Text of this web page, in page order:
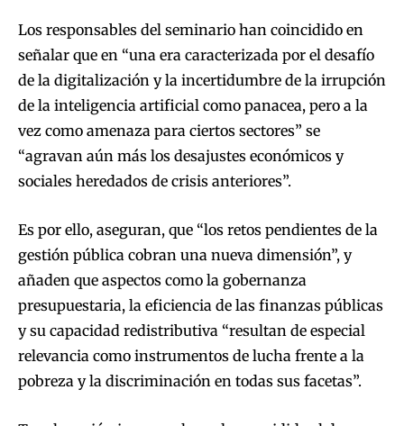
Los responsables del seminario han coincidido en
señalar que en “una era caracterizada por el desafío
de la digitalización y la incertidumbre de la irrupción
de la inteligencia artificial como panacea, pero a la
vez como amenaza para ciertos sectores” se
“agravan aún más los desajustes económicos y
sociales heredados de crisis anteriores”.
Es por ello, aseguran, que “los retos pendientes de la
gestión pública cobran una nueva dimensión”, y
añaden que aspectos como la gobernanza
presupuestaria, la eficiencia de las finanzas públicas
y su capacidad redistributiva “resultan de especial
relevancia como instrumentos de lucha frente a la
pobreza y la discriminación en todas sus facetas”.